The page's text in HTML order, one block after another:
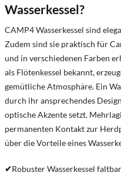
Wasserkessel?
CAMP4 Wasserkessel sind
Zudem sind sie praktisch für
und in verschiedenen Farben
als Flötenkessel bekannt,
gemütliche Atmosphäre. Ein
durch ihr ansprechendes
optische Akzente setzt.
permanenten Kontakt zur
über die Vorteile eines
✔Robuster Wasserkessel faltbar